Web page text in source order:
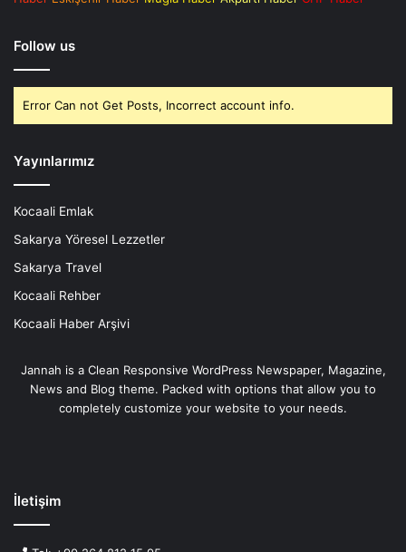
Follow us
Error Can not Get Posts, Incorrect account info.
Yayınlarımız
Kocaali Emlak
Sakarya Yöresel Lezzetler
Sakarya Travel
Kocaali Rehber
Kocaali Haber Arşivi
Jannah is a Clean Responsive WordPress Newspaper, Magazine,
News and Blog theme. Packed with options that allow you to
completely customize your website to your needs.
İletişim